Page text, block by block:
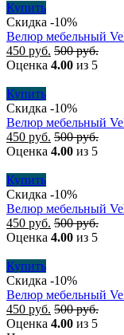
Купить
Скидка -10%
Велюр мебельный
450 руб. 500руб.
Оценка 4.00 из 5
Купить
Скидка -10%
Велюр мебельный
450 руб. 500руб.
Оценка 4.00 из 5
Купить
Скидка -10%
Велюр мебельный
450 руб. 500руб.
Оценка 4.00 из 5
Купить
Скидка -10%
Велюр мебельный
450 руб. 500руб.
Оценка 4.00 из 5